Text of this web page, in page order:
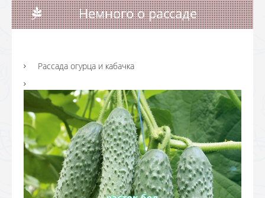
Немного о рассаде
Рассада огурца и кабачка